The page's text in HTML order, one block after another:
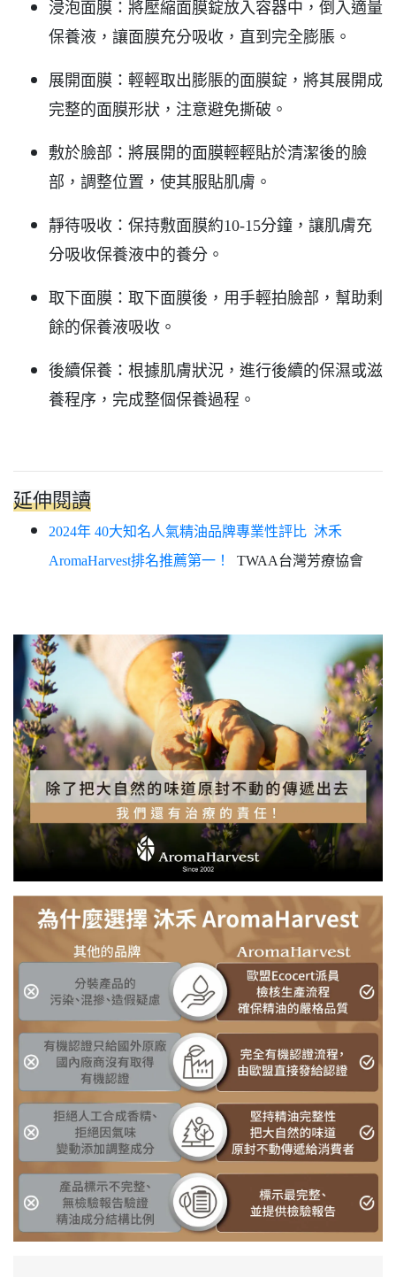
浸泡面膜：將壓縮面膜錠放入容器中，倒入適量
保養液，讓面膜充分吸收，直到完全膨脹。
展開面膜：輕輕取出膨脹的面膜錠，將其展開成
完整的面膜形狀，注意避免撕破。
敷於臉部：將展開的面膜輕輕貼於清潔後的臉
部，調整位置，使其服貼肌膚。
靜待吸收：保持敷面膜約10-15分鐘，讓肌膚充
分吸收保養液中的養分。
取下面膜：取下面膜後，用手輕拍臉部，幫助剩
餘的保養液吸收。
後續保養：根據肌膚狀況，進行後續的保濕或滋
養程序，完成整個保養過程。
延伸閱讀
2024年 40大知名人氣精油品牌專業性評比 沐禾
AromaHarvest排名推薦第一！
TWAA台灣芳療協會